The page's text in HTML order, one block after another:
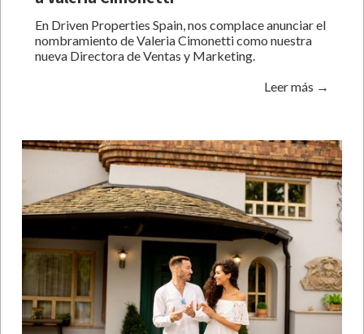
En Driven Properties Spain, nos complace anunciar el
nombramiento de Valeria Cimonetti como nuestra
nueva Directora de Ventas y Marketing.
Leer más →